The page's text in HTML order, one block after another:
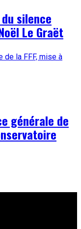
silence
Le Graët
générale de